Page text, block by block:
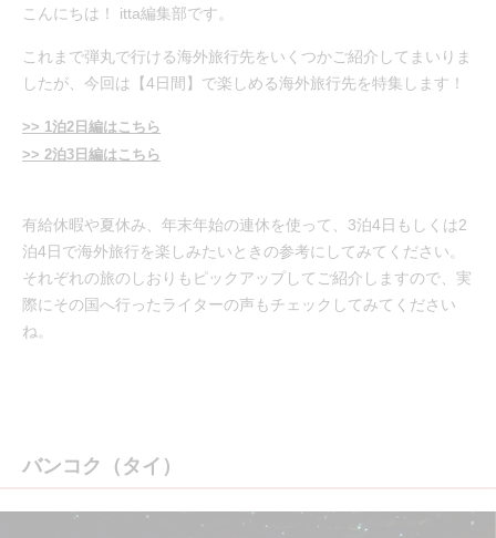
こんにちは！ itta編集部です。
これまで弾丸で行ける海外旅行先をいくつかご紹介してまいりま
したが、今回は【4日間】で楽しめる海外旅行先を特集します！
>> 1泊2日編はこちら
>> 2泊3日編はこちら
有給休暇や夏休み、年末年始の連休を使って、3泊4日もしくは2
泊4日で海外旅行を楽しみたいときの参考にしてみてください。
それぞれの旅のしおりもピックアップしてご紹介しますので、実
際にその国へ行ったライターの声もチェックしてみてください
ね。
バンコク（タイ）